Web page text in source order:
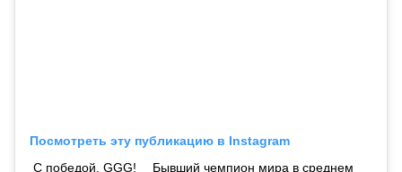
Посмотреть эту публикацию в Instagram
С победой, GGG! ⠀ Бывший чемпион мира в среднем